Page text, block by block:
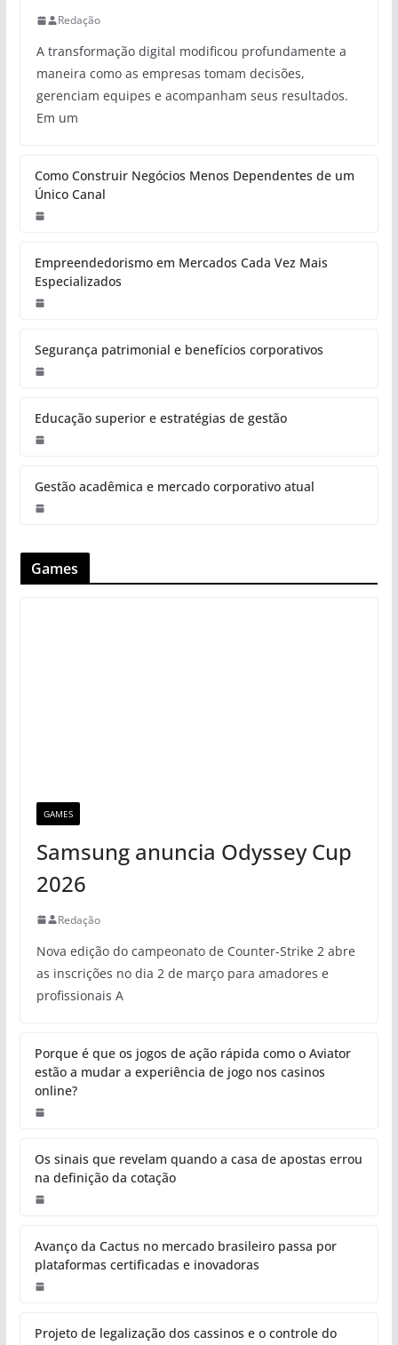
Redação
A transformação digital modificou profundamente a
maneira como as empresas tomam decisões,
gerenciam equipes e acompanham seus resultados.
Em um
Como Construir Negócios Menos Dependentes de um
Único Canal
Empreendedorismo em Mercados Cada Vez Mais
Especializados
Segurança patrimonial e benefícios corporativos
Educação superior e estratégias de gestão
Gestão acadêmica e mercado corporativo atual
Games
GAMES
Samsung anuncia Odyssey Cup
2026
Redação
Nova edição do campeonato de Counter-Strike 2 abre
as inscrições no dia 2 de março para amadores e
profissionais A
Porque é que os jogos de ação rápida como o Aviator
estão a mudar a experiência de jogo nos casinos
online?
Os sinais que revelam quando a casa de apostas errou
na definição da cotação
Avanço da Cactus no mercado brasileiro passa por
plataformas certificadas e inovadoras
Projeto de legalização dos cassinos e o controle do